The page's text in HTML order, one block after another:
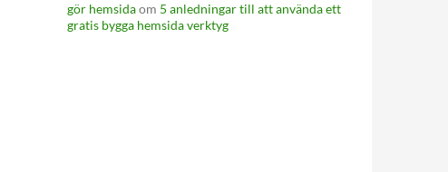
gör hemsidaom 5 anledningar till att använda ett
gratis bygga hemsida verktyg